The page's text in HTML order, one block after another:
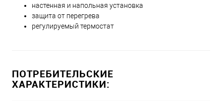
настенная и напольная установка
защита от перегрева
регулируемый термостат
ПОТРЕБИТЕЛЬСКИЕ
ХАРАКТЕРИСТИКИ: